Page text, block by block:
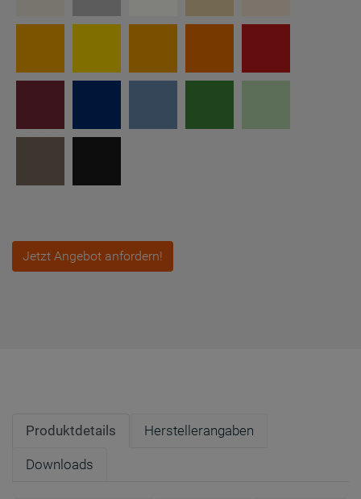
Jetzt Angebot anfordern!
Produktdetails Herstellerangaben
Downloads